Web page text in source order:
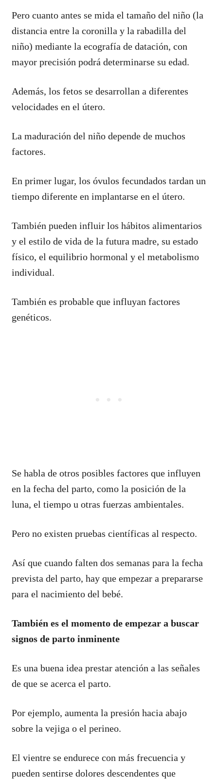
Pero cuanto antes se mida el tamaño del niño (la
distancia entre la coronilla y la rabadilla del
niño) mediante la ecografía de datación, con
mayor precisión podrá determinarse su edad.
Además, los fetos se desarrollan a diferentes
velocidades en el útero.
La maduración del niño depende de muchos
factores.
En primer lugar, los óvulos fecundados tardan un
tiempo diferente en implantarse en el útero.
También pueden influir los hábitos alimentarios
y el estilo de vida de la futura madre, su estado
físico, el equilibrio hormonal y el metabolismo
individual.
También es probable que influyan factores
genéticos.
Se habla de otros posibles factores que influyen
en la fecha del parto, como la posición de la
luna, el tiempo u otras fuerzas ambientales.
Pero no existen pruebas científicas al respecto.
Así que cuando falten dos semanas para la fecha
prevista del parto, hay que empezar a prepararse
para el nacimiento del bebé.
También es el momento de empezar a buscar
signos de parto inminente
Es una buena idea prestar atención a las señales
de que se acerca el parto.
Por ejemplo, aumenta la presión hacia abajo
sobre la vejiga o el perineo.
El vientre se endurece con más frecuencia y
pueden sentirse dolores descendentes que